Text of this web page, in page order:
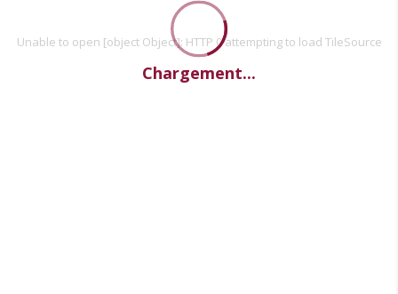
Unable to open [object Object]: HTTP 0 attempting to load TileSource
Chargement...